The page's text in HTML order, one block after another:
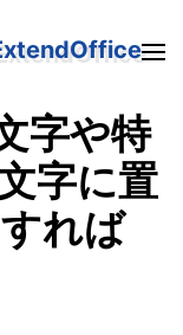
字や特
字に置
れば